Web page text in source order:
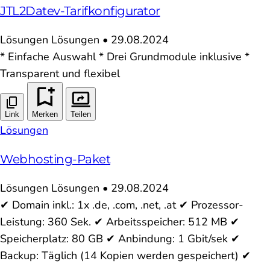
JTL2Datev-Tarifkonfigurator
Lösungen Lösungen • 29.08.2024
* Einfache Auswahl * Drei Grundmodule inklusive *
Transparent und flexibel
Link Merken Teilen
Lösungen
Webhosting-Paket
Lösungen Lösungen • 29.08.2024
✔ Domain inkl.: 1x .de, .com, .net, .at ✔ Prozessor-
Leistung: 360 Sek. ✔ Arbeitsspeicher: 512 MB ✔
Speicherplatz: 80 GB ✔ Anbindung: 1 Gbit/sek ✔
Backup: Täglich (14 Kopien werden gespeichert) ✔